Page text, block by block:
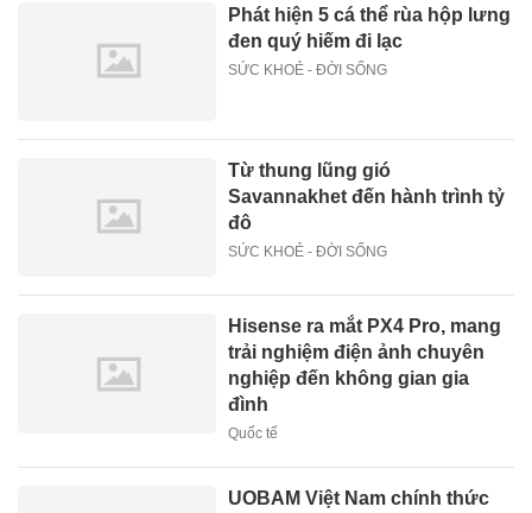
Phát hiện 5 cá thể rùa hộp lưng
đen quý hiếm đi lạc
SỨC KHOẺ - ĐỜI SỐNG
Từ thung lũng gió
Savannakhet đến hành trình tỷ
đô
SỨC KHOẺ - ĐỜI SỐNG
Hisense ra mắt PX4 Pro, mang
trải nghiệm điện ảnh chuyên
nghiệp đến không gian gia
đình
Quốc tế
UOBAM Việt Nam chính thức